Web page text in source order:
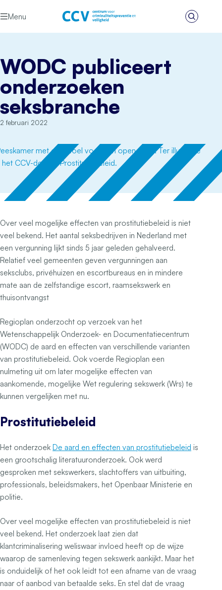
Menu
Zoeken
WODC publiceert
onderzoeken
seksbranche
2 februari 2022
Over veel mogelijke effecten van prostitutiebeleid is niet
veel bekend. Het aantal seksbedrijven in Nederland met
een vergunning lijkt sinds 5 jaar geleden gehalveerd.
Relatief veel gemeenten geven vergunningen aan
seksclubs, privéhuizen en escortbureaus en in mindere
mate aan de zelfstandige escort, raamsekswerk en
thuisontvangst
Regioplan onderzocht op verzoek van het
Wetenschappelijk Onderzoek- en Documentatiecentrum
(WODC) de aard en effecten van verschillende varianten
van prostitutiebeleid. Ook voerde Regioplan een
nulmeting uit om later mogelijke effecten van
aankomende, mogelijke Wet regulering sekswerk (Wrs) te
kunnen vergelijken met nu.
Prostitutiebeleid
Het onderzoek De aard en effecten van prostitutiebeleid is
een grootschalig literatuuronderzoek. Ook werd
gesproken met sekswerkers, slachtoffers van uitbuiting,
professionals, beleidsmakers, het Openbaar Ministerie en
politie.
Over veel mogelijke effecten van prostitutiebeleid is niet
veel bekend. Het onderzoek laat zien dat
klantcriminalisering weliswaar invloed heeft op de wijze
waarop de samenleving tegen sekswerk aankijkt. Maar het
is onduidelijk of het ook leidt tot een afname van de vraag
naar of aanbod van betaalde seks. En stel dat de vraag